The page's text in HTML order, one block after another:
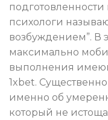
подготовленности
психологи
возбуждением”. В
максимально
выполнения
1xbet. Существенно
именно об
который не